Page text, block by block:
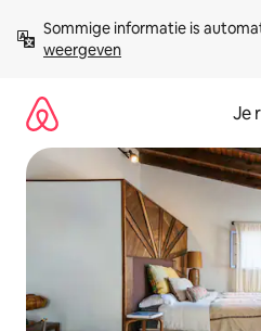
direct
naar
Sommige informatie is
weergeven
Je